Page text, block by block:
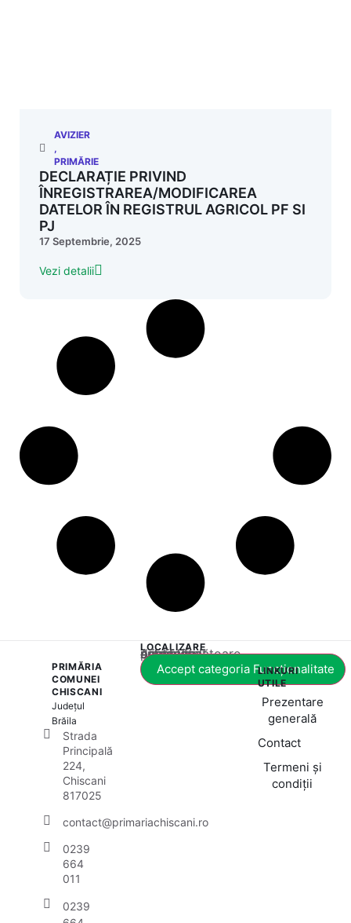
AVIZIER
,
PRIMĂRIE
DECLARAȚIE PRIVIND
ÎNREGISTRAREA/MODIFICAREA
DATELOR ÎN REGISTRUL AGRICOL PF SI
PJ
17 Septembrie, 2025
Vezi detalii
PRIMĂRIA
COMUNEI
CHISCANI
Județul
Brăila
Strada
Principală
224,
Chiscani
817025
contact@primariachiscani.ro
0239
664
011
0239
LOCALIZARE
Acest conținut este blocat până când acceptați categoria corespunzătoare de cookie-uri.
Accept categoria Funcționalitate
LINKURI
UTILE
Prezentare
generală
Contact
Termeni și
condiții